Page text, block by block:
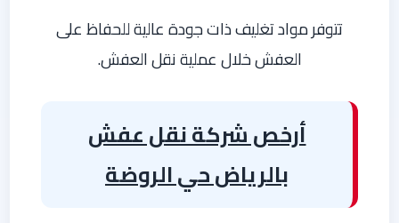
تتوفر مواد تغليف ذات جودة عالية للحفاظ على
العفش خلال عملية نقل العفش.
أرخص شركة نقل عفش
بالرياض حي الروضة